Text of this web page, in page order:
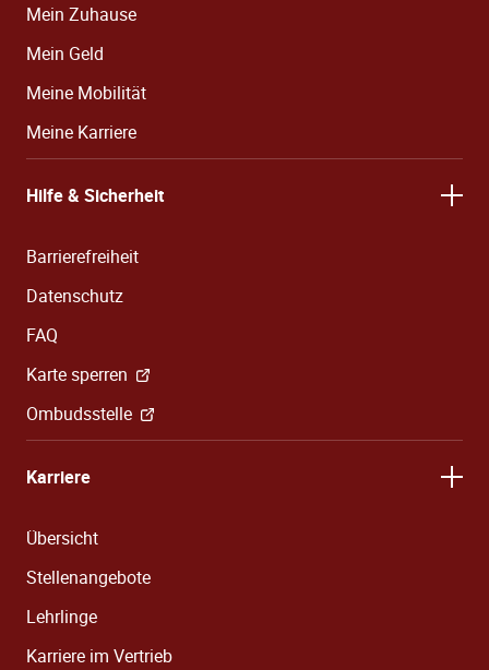
Mein Zuhause
Mein Geld
Meine Mobilität
Meine Karriere
Hilfe & Sicherheit
Barrierefreiheit
Datenschutz
FAQ
Karte sperren
Ombudsstelle
Karriere
Übersicht
Stellenangebote
Lehrlinge
Karriere im Vertrieb